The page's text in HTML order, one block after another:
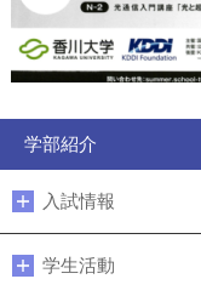
学部紹介
入試情報
学生活動